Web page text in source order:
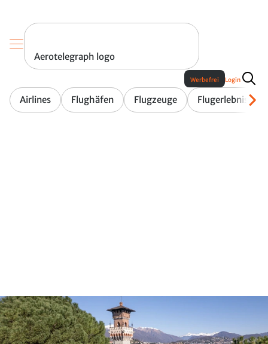
Aerotelegraph logo
Airlines Flughäfen Flugzeuge Flugerlebnis
Werbefrei Login